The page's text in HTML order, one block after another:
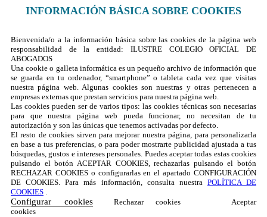
INFORMACIÓN BÁSICA SOBRE COOKIES
Bienvenida/o a la información básica sobre las cookies de la página web
responsabilidad de la entidad: ILUSTRE COLEGIO OFICIAL DE
ABOGADOS
Una cookie o galleta informática es un pequeño archivo de información que
se guarda en tu ordenador, “smartphone” o tableta cada vez que visitas
nuestra página web. Algunas cookies son nuestras y otras pertenecen a
empresas externas que prestan servicios para nuestra página web.
Las cookies pueden ser de varios tipos: las cookies técnicas son necesarias
para que nuestra página web pueda funcionar, no necesitan de tu
autorización y son las únicas que tenemos activadas por defecto.
El resto de cookies sirven para mejorar nuestra página, para personalizarla
en base a tus preferencias, o para poder mostrarte publicidad ajustada a tus
búsquedas, gustos e intereses personales. Puedes aceptar todas estas cookies
pulsando el botón ACEPTAR COOKIES, rechazarlas pulsando el botón
RECHAZAR COOKIES o configurarlas en el apartado CONFIGURACIÓN
DE COOKIES. Para más información, consulta nuestra POLÍTICA DE
COOKIES .
Configurar cookies Rechazar cookies
Aceptar
cookies